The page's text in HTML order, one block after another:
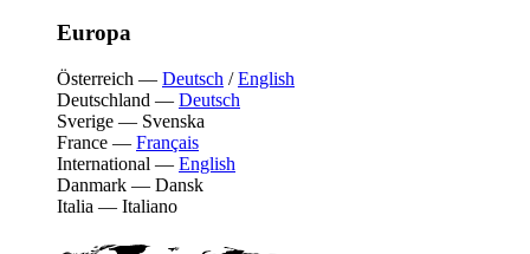
Europa
Österreich — Deutsch /English
Deutschland — Deutsch
Sverige — Svenska
France — Français
International — English
Danmark — Dansk
Italia — Italiano